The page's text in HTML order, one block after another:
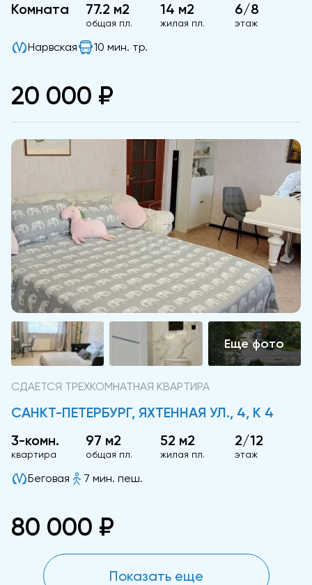
Комната
77.2 м2
общая пл.
14 м2
жилая пл.
6/8
этаж
Нарвская 10 мин. тр.
20 000 ₽
СДАЕТСЯ ТРЕХКОМНАТНАЯ КВАРТИРА
САНКТ-ПЕТЕРБУРГ, ЯХТЕННАЯ УЛ., 4, К 4
3-комн.
квартира
97 м2
общая пл.
52 м2
жилая пл.
2/12
этаж
Беговая 7 мин. пеш.
80 000 ₽
Показать еще